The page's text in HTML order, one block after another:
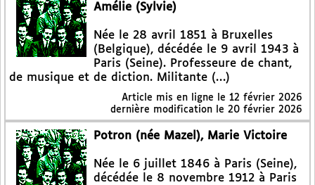
Amélie (Sylvie)
Née le 28 avril 1851 à Bruxelles
(Belgique), décédée le 9 avril 1943 à
Paris (Seine). Professeure de chant,
de musique et de diction. Militante (…)
Article mis en ligne le 12 février 2026
dernière modification le 20 février 2026
Potron (née Mazel), Marie Victoire
Née le 6 juillet 1846 à Paris (Seine),
décédée le 8 novembre 1912 à Paris